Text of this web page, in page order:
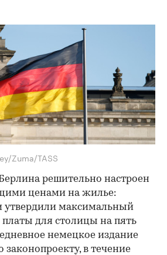
Zuma/TASS
решительно настроен
ценами на жилье:
утвердили максимальный
для столицы на пять
немецкое издание
законопроекту, в течение